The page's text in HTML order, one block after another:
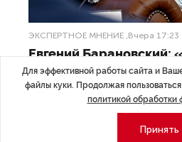
ЭКСПЕРТНОЕ МНЕНИЕ ,Вчера 17:23
Евгений Барановский:
видит в
долгосрочную
области Евгением Барановским.
Для эффективной работы сайта и
файлы куки. Продолжая
политикой обработки
Принять